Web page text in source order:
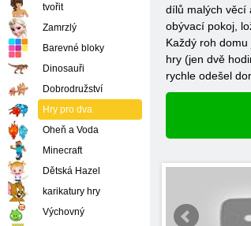
dílů malých věcí
obývací pokoj,
Každý roh
hry (jen dvě
rychle odešel
tvořit
Zamrzlý
Barevné bloky
Dinosauři
Dobrodružství
Hry pro dva
Oheň a Voda
Minecraft
Dětská Hazel
karikatury hry
Výchovný